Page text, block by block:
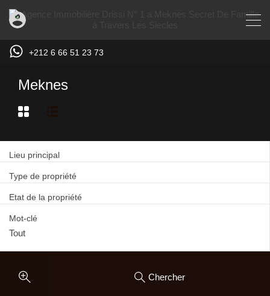
+212 6 66 51 23 73
Meknes
Lieu principal
Type de propriété
Etat de la propriété
Mot-clé
Chercher